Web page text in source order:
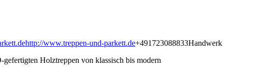
http://www.treppen-und-parkett.de+491723088833Handwerk
Holztreppen von klassisch bis modern